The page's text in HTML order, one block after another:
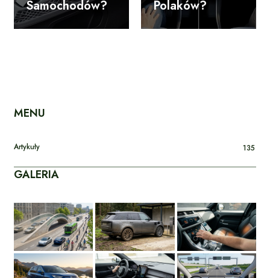
Samochodów?
Polaków?
MENU
Artykuły 135
GALERIA